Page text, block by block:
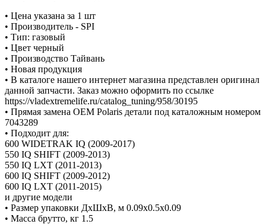
• Цена указана за 1 шт
• Производитель - SPI
• Тип: газовый
• Цвет черный
• Производство Тайвань
• Новая продукция
• В каталоге нашего интернет магазина представлен оригинал
данной запчасти. Заказ можно оформить по ссылке
https://vladextremelife.ru/catalog_tuning/958/30195
• Прямая замена OEM Polaris детали под каталожным номером
7043289
• Подходит для:
600 WIDETRAK IQ (2009-2017)
550 IQ SHIFT (2009-2013)
550 IQ LXT (2011-2013)
600 IQ SHIFT (2009-2012)
600 IQ LXT (2011-2015)
и другие модели
• Размер упаковки ДхШхВ, м 0.09x0.5x0.09
• Масса брутто, кг 1.5